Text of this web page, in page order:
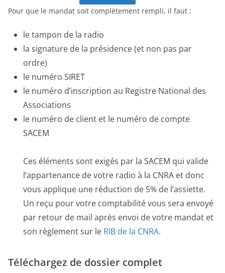
Pour que le mandat soit complètement rempli, il faut :
le tampon de la radio
la signature de la présidence (et non pas par
ordre)
le numéro SIRET
le numéro d’inscription au Registre National des
Associations
le numéro de client et le numéro de compte
SACEM
Ces éléments sont exigés par la SACEM qui valide
l’appartenance de votre radio à la CNRA et donc
vous applique une réduction de 5% de l’assiette.
Un reçu pour votre comptabilité vous sera envoyé
par retour de mail après envoi de votre mandat et
son règlement sur le RIB de la CNRA.
Téléchargez de dossier complet